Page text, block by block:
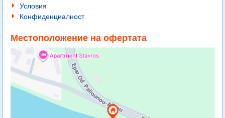
Условия
Конфиденциалност
Местоположение на офертата